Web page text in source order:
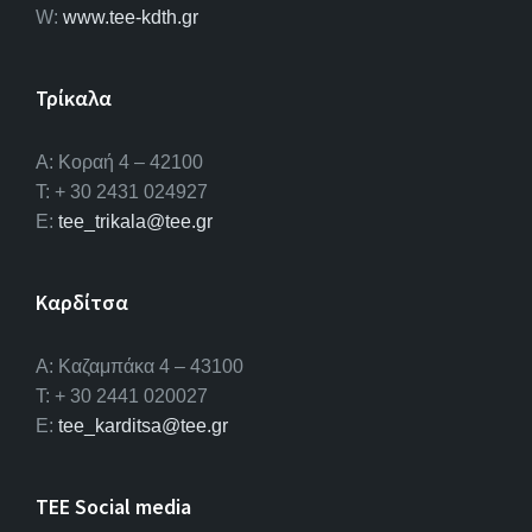
W: www.tee-kdth.gr
Τρίκαλα
Α: Κοραή 4 – 42100
T: + 30 2431 024927
E: tee_trikala@tee.gr
Καρδίτσα
Α: Καζαμπάκα 4 – 43100
T: + 30 2441 020027
E: tee_karditsa@tee.gr
TEE Social media